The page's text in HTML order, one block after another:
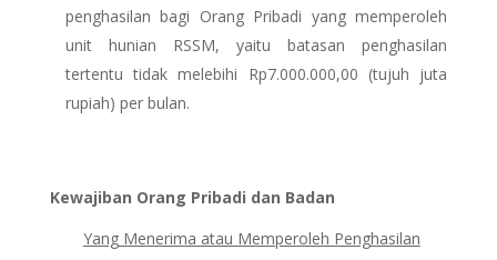
penghasilan bagi Orang Pribadi yang memperoleh
unit hunian RSSM, yaitu batasan penghasilan
tertentu tidak melebihi Rp7.000.000,00 (tujuh juta
rupiah) per bulan.
Kewajiban Orang Pribadi dan Badan
Yang Menerima atau Memperoleh Penghasilan